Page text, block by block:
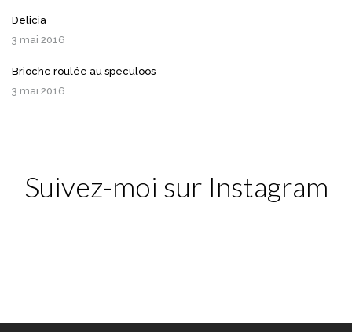
Delicia
3 mai 2016
Brioche roulée au speculoos
3 mai 2016
Suivez-moi sur Instagram